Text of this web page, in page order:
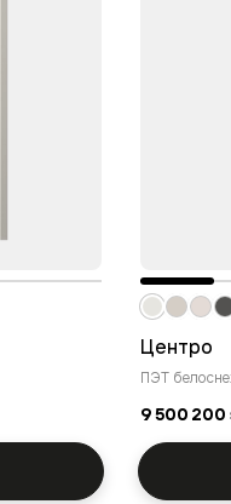
Центро
ПЭТ
9 500 200